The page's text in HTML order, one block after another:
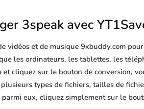
3speak avec
vidéos et de musique 9xbuddy.com
les ordinateurs, les tablettes, les
cliquez sur le bouton de conversion,
types de fichiers, tailles de
eux, cliquez simplement sur le